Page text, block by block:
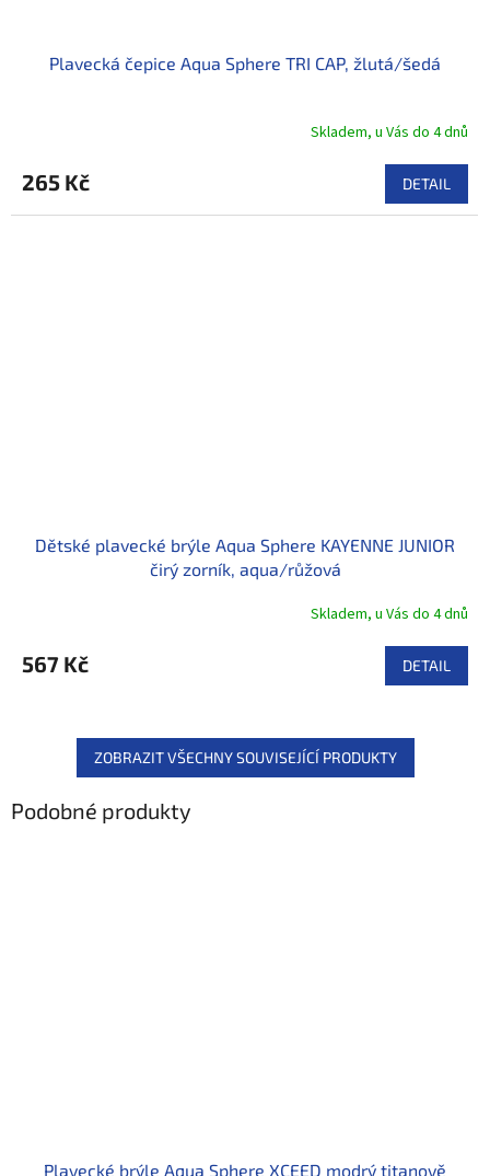
Plavecká čepice Aqua Sphere TRI CAP, žlutá/šedá
Skladem, u Vás do 4 dnů
265 Kč DETAIL
Dětské plavecké brýle Aqua Sphere KAYENNE JUNIOR
čirý zorník, aqua/růžová
Skladem, u Vás do 4 dnů
567 Kč DETAIL
ZOBRAZIT VŠECHNY SOUVISEJÍCÍ PRODUKTY
Podobné produkty
Plavecké brýle Aqua Sphere XCEED modrý titanově